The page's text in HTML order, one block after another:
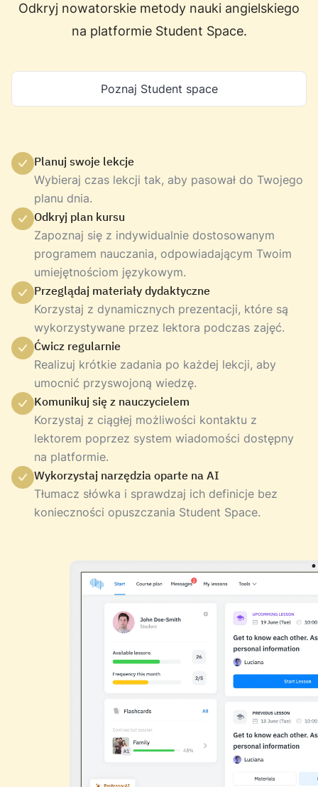
Odkryj nowatorskie metody nauki angielskiego
na platformie Student Space.
Poznaj Student space
Planuj swoje lekcje
Wybieraj czas lekcji tak, aby pasował do Twojego
planu dnia.
Odkryj plan kursu
Zapoznaj się z indywidualnie dostosowanym
programem nauczania, odpowiadającym Twoim
umiejętnościom językowym.
Przeglądaj materiały dydaktyczne
Korzystaj z dynamicznych prezentacji, które są
wykorzystywane przez lektora podczas zajęć.
Ćwicz regularnie
Realizuj krótkie zadania po każdej lekcji, aby
umocnić przyswojoną wiedzę.
Komunikuj się z nauczycielem
Korzystaj z ciągłej możliwości kontaktu z
lektorem poprzez system wiadomości dostępny
na platformie.
Wykorzystaj narzędzia oparte na AI
Tłumacz słówka i sprawdzaj ich definicje bez
konieczności opuszczania Student Space.